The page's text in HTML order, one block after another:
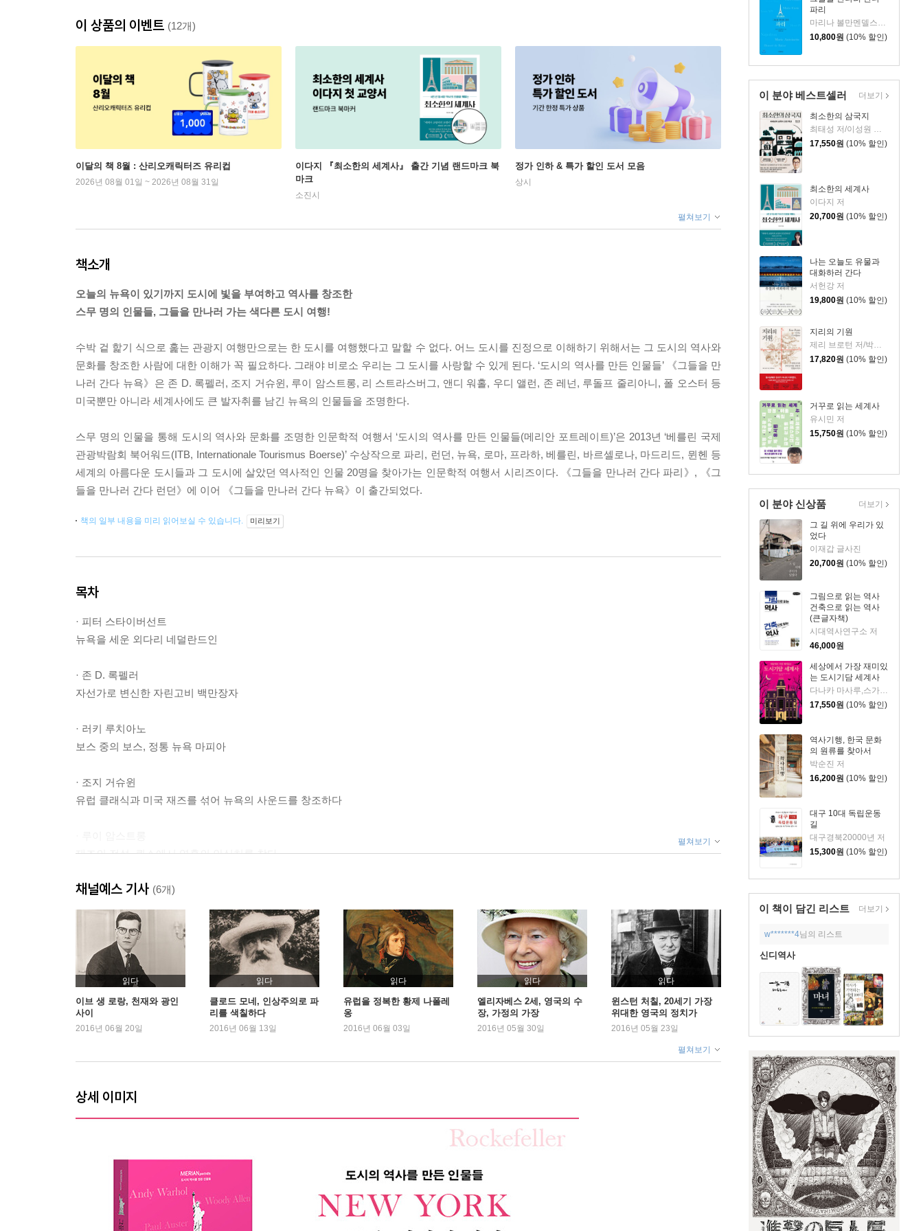
파리
10,800원 (10% 할인)
이 분야 베스트셀러
최소한의 삼국지
최태성 저/이성원 감수
17,550원 (10% 할인)
최소한의 세계사
이다지 저
20,700원 (10% 할인)
나는 오늘도 유물과
대화하러 간다
서헌강 저
19,800원 (10% 할인)
지리의 기원
17,820원 (10% 할인)
거꾸로 읽는 세계사
유시민 저
15,750원 (10% 할인)
더보기
이 분야 신상품
그 길 위에 우리가 있
었다
이재갑 글사진
20,700원 (10% 할인)
그림으로 읽는 역사
건축으로 읽는 역사
(큰글자책)
시대역사연구소 저
46,000원
세상에서 가장 재미있
는 도시기담 세계사
다나카 마사루,스가이 노리코 저/서수지 역
17,550원 (10% 할인)
역사기행, 한국 문화
의 원류를 찾아서
박순진 저
16,200원 (10% 할인)
대구 10대 독립운동
길
대구경북20000년 저
15,300원 (10% 할인)
더보기
이 책이 담긴 리스트 더보기
w*******4님의 리스트
신디역사
이 상품의 이벤트 (12개)
이달의 책 8월 : 산리오캐릭터즈 유리컵
2026년 08월 01일 ~ 2026년 08월 31일
이다지 『최소한의 세계사』 출간 기념 랜드마크 북
마크
소진시
정가 인하 & 특가 할인 도서 모음
상시
펼쳐보기
책소개
오늘의 뉴욕이 있기까지 도시에 빛을 부여하고 역사를 창조한
스무 명의 인물들, 그들을 만나러 가는 색다른 도시 여행!
수박 겉 핥기 식으로 훑는 관광지 여행만으로는 한 도시를 여행했다고 말할 수 없다. 어느 도시를 진정으로 이해하기 위해서는 그 도시의 역사와
문화를 창조한 사람에 대한 이해가 꼭 필요하다. 그래야 비로소 우리는 그 도시를 사랑할 수 있게 된다. ‘도시의 역사를 만든 인물들’ 《그들을 만
나러 간다 뉴욕》은 존 D. 록펠러, 조지 거슈윈, 루이 암스트롱, 리 스트라스버그, 앤디 워홀, 우디 앨런, 존 레넌, 루돌프 줄리아니, 폴 오스터 등
미국뿐만 아니라 세계사에도 큰 발자취를 남긴 뉴욕의 인물들을 조명한다.
스무 명의 인물을 통해 도시의 역사와 문화를 조명한 인문학적 여행서 ‘도시의 역사를 만든 인물들(메리안 포트레이트)’은 2013년 ‘베를린 국제
관광박람회 북어워드(ITB, Internationale Tourismus Boerse)’ 수상작으로 파리, 런던, 뉴욕, 로마, 프라하, 베를린, 바르셀로나, 마드리드, 뮌헨 등
세계의 아름다운 도시들과 그 도시에 살았던 역사적인 인물 20명을 찾아가는 인문학적 여행서 시리즈이다. 《그들을 만나러 간다 파리》, 《그
들을 만나러 간다 런던》에 이어 《그들을 만나러 간다 뉴욕》이 출간되었다.
책의 일부 내용을 미리 읽어보실 수 있습니다. 미리보기
목차
· 피터 스타이버선트
뉴욕을 세운 외다리 네덜란드인
· 존 D. 록펠러
자선가로 변신한 자린고비 백만장자
· 러키 루치아노
보스 중의 보스, 정통 뉴욕 마피아
· 조지 거슈윈
유럽 클래식과 미국 재즈를 섞어 뉴욕의 사운드를 창조하다
재즈의 전설, 퀸스에서 영혼의 안식처를 찾다
· 리 스트라스버그
수많은 월드 스타를 배출한 전설적인 스타 트레이너
· 아서 밀러
마릴린 먼로의 세 번째 남편이 된 미국 최고의 극작가
· 레너드 번스타인
[웨스트사이드 스토리], 뉴욕판 로미오와 줄리엣
· 말콤 엑스
폭력을 버리고 존중을 택한 흑인 민권운동가
· 앤디 워홀
팝아트의 창시자이자 위대한 미국의 예술가
펼쳐보기
채널예스 기사 (6개)
읽다
이브 생 로랑, 천재와 광인
사이
2016년 06월 20일
읽다
클로드 모네, 인상주의로 파
리를 색칠하다
2016년 06월 13일
읽다
유럽을 정복한 황제 나폴레
옹
2016년 06월 03일
읽다
엘리자베스 2세, 영국의 수
장, 가정의 가장
2016년 05월 30일
읽다
윈스턴 처칠, 20세기 가장
위대한 영국의 정치가
2016년 05월 23일
펼쳐보기
상세 이미지